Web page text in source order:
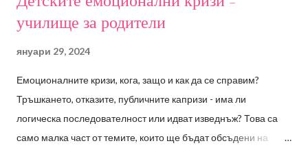
училище за родители
януари 29, 2024
Емоционалните кризи, кога, защо и как да се справим?
Тръшкането, отказите, публичните капризи - има ли
логическа последователност или идват изведнъж? Това са
само малка част от темите, които ще бъдат обсъдени на